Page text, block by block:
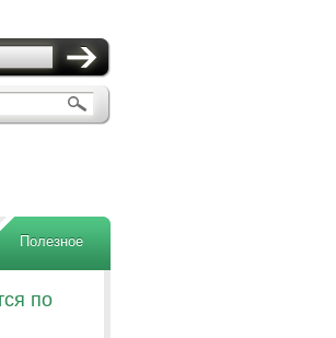
Полезное
по